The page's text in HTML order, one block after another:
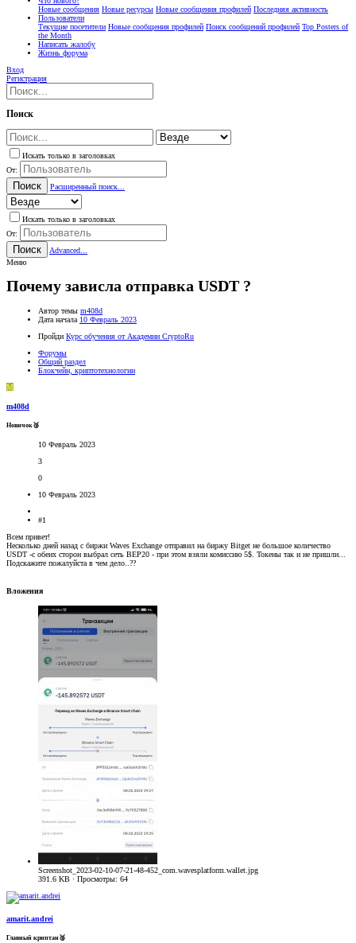
Новые сообщения Новые ресурсы Новые сообщения профилей Последняя активность
Пользователи
Текущие посетители Новые сообщения профилей Поиск сообщений профилей Top Posters of
the Month
Написать жалобу
Жизнь форума
Вход
Регистрация
Поиск
Искать только в заголовках
От:
Поиск Расширенный поиск...
Искать только в заголовках
От:
Поиск
Advanced...
Меню
Почему зависла отправка USDT ?
Автор темы m408d
Дата начала 10 Февраль 2023
Пройди Курс обучения от Академии CryptoRu
Форумы
Общий раздел
Блокчейн, криптотехнологии
M
m408d
Новичок🥉
10 Февраль 2023
3
0
10 Февраль 2023
#1
Всем привет!
Несколько дней назад с биржи Waves Exchange отправил на биржу Bitget не большое количество
USDT -с обеих сторон выбрал сеть ВЕР20 - при этом взяли комиссию 5$. Токены так и не пришли...
Подскажите пожалуйста в чем дело..??
Вложения
Screenshot_2023-02-10-07-21-48-452_com.wavesplatform.wallet.jpg
391.6 KB · Просмотры: 64
amarit.andrei
Главный криптан🥈